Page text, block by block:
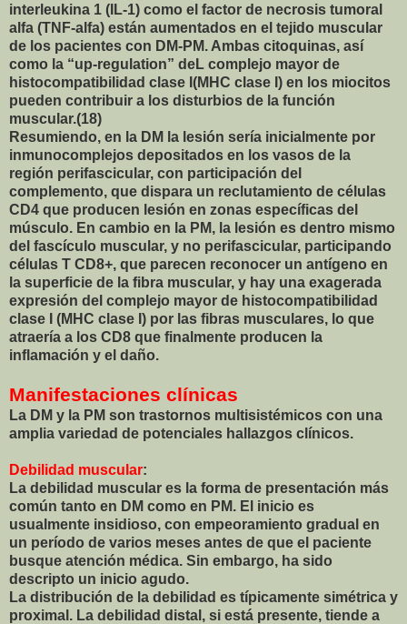
interleukina 1 (IL-1) como el factor de necrosis tumoral
alfa (TNF-alfa) están aumentados en el tejido muscular
de los pacientes con DM-PM. Ambas citoquinas, así
como la “up-regulation” deL complejo mayor de
histocompatibilidad clase I(MHC clase I) en los miocitos
pueden contribuir a los disturbios de la función
muscular.(18)
Resumiendo, en la DM la lesión sería inicialmente por
inmunocomplejos depositados en los vasos de la
región perifascicular, con participación del
complemento, que dispara un reclutamiento de células
CD4 que producen lesión en zonas específicas del
músculo. En cambio en la PM, la lesión es dentro mismo
del fascículo muscular, y no perifascicular, participando
células T CD8+, que parecen reconocer un antígeno en
la superficie de la fibra muscular, y hay una exagerada
expresión del complejo mayor de histocompatibilidad
clase I (MHC clase I) por las fibras musculares, lo que
atraería a los CD8 que finalmente producen la
inflamación y el daño.
Manifestaciones clínicas
La DM y la PM son trastornos multisistémicos con una
amplia variedad de potenciales hallazgos clínicos.
Debilidad muscular:
La debilidad muscular es la forma de presentación más
común tanto en DM como en PM. El inicio es
usualmente insidioso, con empeoramiento gradual en
un período de varios meses antes de que el paciente
busque atención médica. Sin embargo, ha sido
descripto un inicio agudo.
La distribución de la debilidad es típicamente simétrica y
proximal. La debilidad distal, si está presente, tiende a